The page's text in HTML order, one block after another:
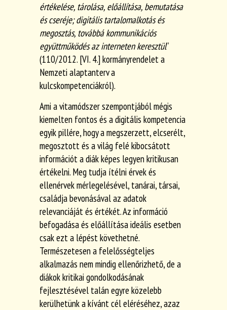
értékelése, tárolása, előállítása, bemutatása
és cseréje; digitális tartalomalkotás és
megosztás, továbbá kommunikációs
együttműködés az interneten keresztül”
(110/2012. [VI. 4.] kormányrendelet a
Nemzeti alaptanterv a
kulcskompetenciákról).
Ami a vitamódszer szempontjából mégis
kiemelten fontos és a digitális kompetencia
egyik pillére, hogy a megszerzett, elcserélt,
megosztott és a világ felé kibocsátott
információt a diák képes legyen kritikusan
értékelni. Meg tudja ítélni érvek és
ellenérvek mérlegelésével, tanárai, társai,
családja bevonásával az adatok
relevanciáját és értékét. Az információ
befogadása és előállítása ideális esetben
csak ezt a lépést követhetné.
Természetesen a felelősségteljes
alkalmazás nem mindig ellenőrizhető, de a
diákok kritikai gondolkodásának
fejlesztésével talán egyre közelebb
kerülhetünk a kívánt cél eléréséhez, azaz